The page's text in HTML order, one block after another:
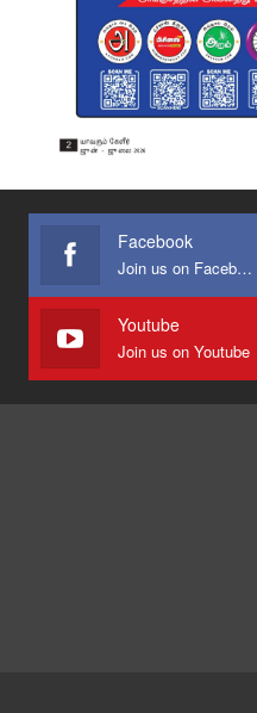
Facebook
Join us on Facebook
Youtube
Join us on Youtube